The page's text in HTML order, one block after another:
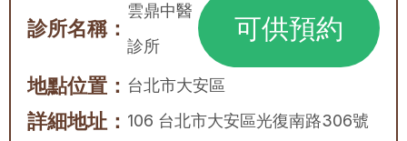
診所名稱：
雲鼎中醫
診所
可供預約
地點位置： 台北市大安區
詳細地址： 106 台北市大安區光復南路306號